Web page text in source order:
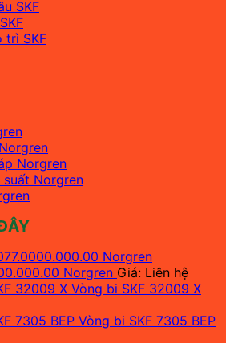
SKF
trì SKF
Norgren
Norgren
Norgren Giá: Liên hệ
Vòng bi SKF 32009 X
Vòng bi SKF 7305 BEP